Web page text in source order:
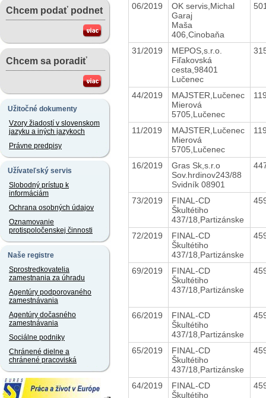
Chcem podať podnet
Chcem sa poradiť
Užitočné dokumenty
Vzory žiadostí v slovenskom
jazyku a iných jazykoch
Právne predpisy
Užívateľský servis
Slobodný prístup k
informáciám
Ochrana osobných údajov
Oznamovanie
protispoločenskej činnosti
Naše registre
Sprostredkovatelia
zamestnania za úhradu
Agentúry podporovaného
zamestnávania
Agentúry dočasného
zamestnávania
Sociálne podniky
Chránené dielne a
chránené pracoviská
06/2019
OK servis,Michal
Garaj
Maša
406,Cinobaňa
31/2019
MEPOS,s.r.o.
Fiľakovská
cesta,98401
Lučenec
44/2019
MAJSTER,Lučenec
Mierová
5705,Lučenec
11/2019
MAJSTER,Lučenec
Mierová
5705,Lučenec
16/2019
Gras Sk,s.r.o
Sov.hrdinov243/88
Svidník 08901
73/2019
FINAL-CD
Škultétiho
437/18,Partizánske
72/2019
FINAL-CD
Škultétiho
437/18,Partizánske
69/2019
FINAL-CD
Škultétiho
437/18,Partizánske
66/2019
FINAL-CD
Škultétiho
437/18,Partizánske
65/2019
FINAL-CD
Škultétiho
437/18,Partizánske
64/2019
FINAL-CD
Škultétiho